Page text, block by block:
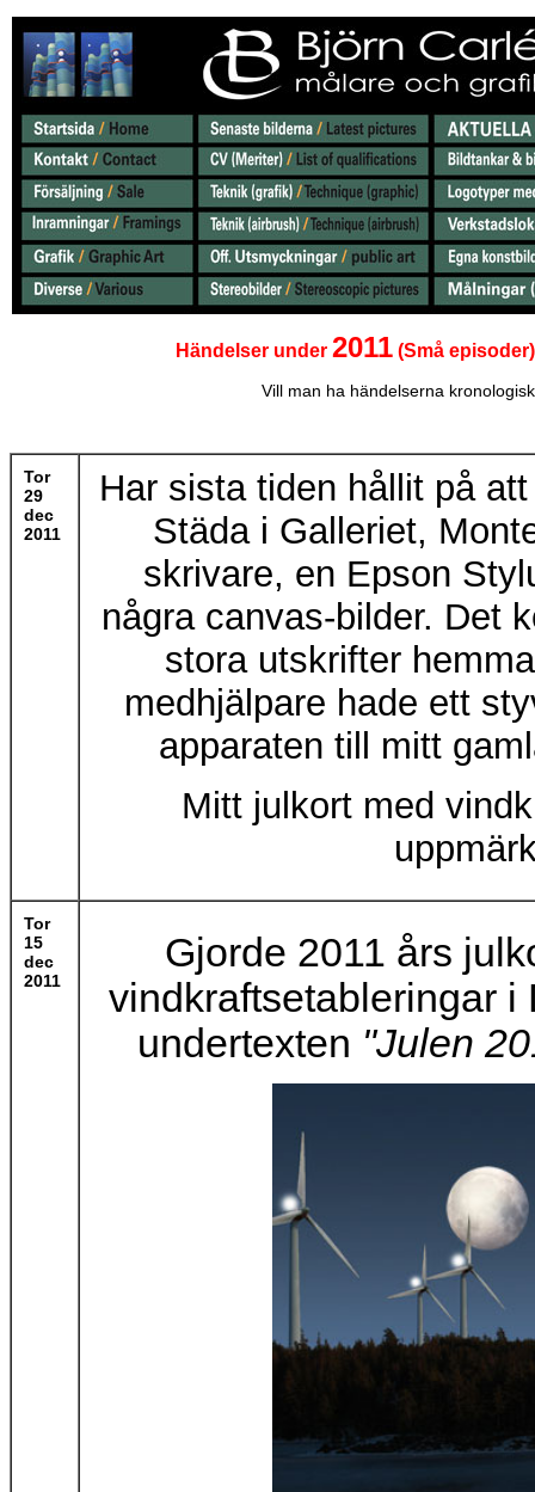
Händelser under 2011(Små episoder)
Vill man ha händelserna
Tor
29
dec
2011
Har sista tiden hållit på
Städa i Galleriet,
skrivare, en Epson
några canvas-bilder. Det
stora utskrifter
medhjälpare hade ett
apparaten till mitt
Mitt julkort med
Tor
15
dec
2011
Gjorde 2011 års
vindkraftsetableringar i
undertexten "Julen